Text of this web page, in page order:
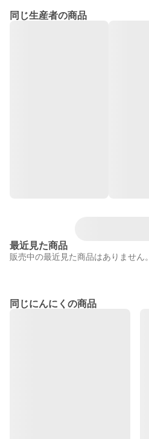
同じ生産者の商品
最近見た商品
販売中の最近見た商品はありません。
同じにんにくの商品